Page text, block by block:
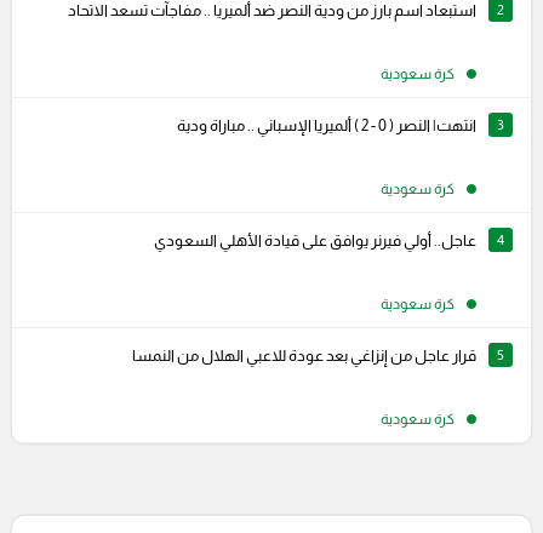
2 استبعاد اسم بارز من ودية النصر ضد ألميريا .. مفاجآت تسعد الاتحاد
كرة سعودية
3 انتهت| النصر ( 0 - 2 ) ألميريا الإسباني .. مباراة ودية
كرة سعودية
4 عاجل.. أولي فيرنر يوافق على قيادة الأهلي السعودي
كرة سعودية
5 قرار عاجل من إنزاغي بعد عودة للاعبي الهلال من النمسا
كرة سعودية